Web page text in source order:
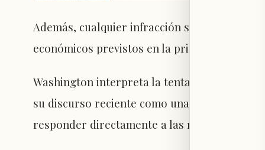
Además, cualquier infracción se asociaría
económicos previstos en la primera fase.
Washington interpreta la tentativa iraní de
su discurso reciente como una estrategia
responder directamente a las